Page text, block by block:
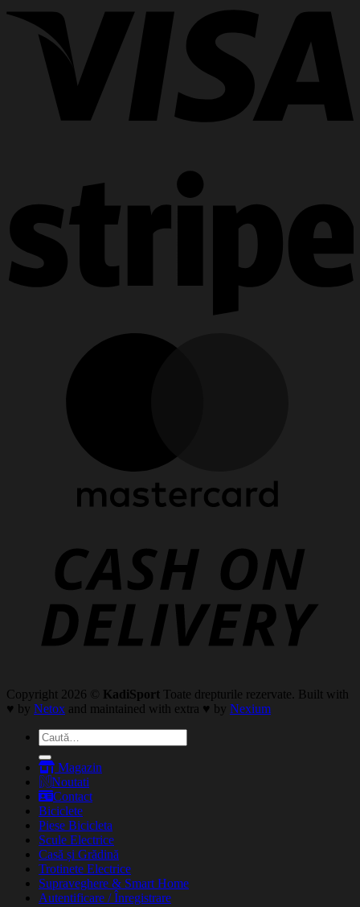
Copyright 2026 © KadiSport Toate drepturile rezervate. Built with
♥ by Netox and maintained with extra ♥ by Nexium
Caută
după:
Magazin
Noutati
Contact
Biciclete
Piese Bicicleta
Scule Electrice
Casă și Grădină
Trotinete Electrice
Supraveghere & Smart Home
Autentificare / Înregistrare